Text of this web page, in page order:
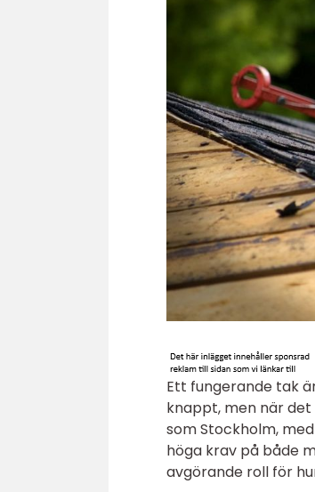
Ett fungerande tak
knappt, men när
som Stockholm,
höga krav på både
avgörande roll för